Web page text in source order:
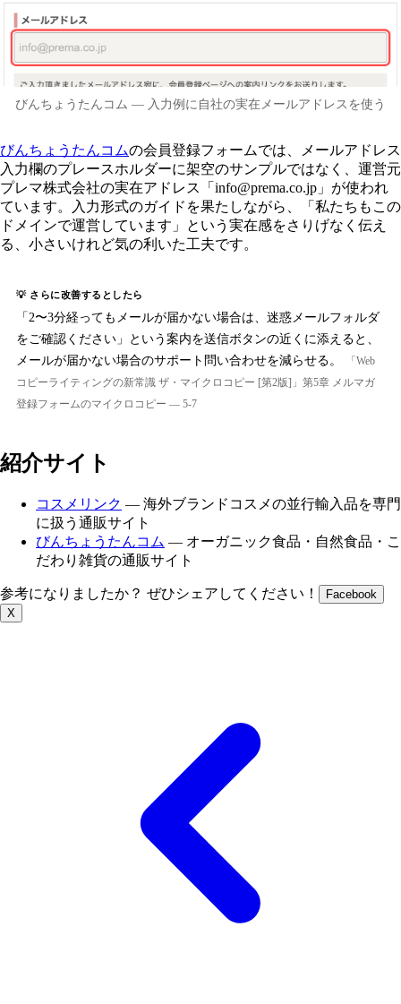
びんちょうたんコム — 入力例に自社の実在メールアドレスを使う
びんちょうたんコムの会員登録フォームでは、メールアドレス
入力欄のプレースホルダーに架空のサンプルではなく、運営元
プレマ株式会社の実在アドレス「info@prema.co.jp」が使われ
ています。入力形式のガイドを果たしながら、「私たちもこの
ドメインで運営しています」という実在感をさりげなく伝え
る、小さいけれど気の利いた工夫です。
💡 さらに改善するとしたら
「2〜3分経ってもメールが届かない場合は、迷惑メールフォルダ
をご確認ください」という案内を送信ボタンの近くに添えると、
メールが届かない場合のサポート問い合わせを減らせる。
「Web
コピーライティングの新常識 ザ・マイクロコピー [第2版]」第5章 メルマガ
登録フォームのマイクロコピー — 5-7
紹介サイト
コスメリンク — 海外ブランドコスメの並行輸入品を専門
に扱う通販サイト
びんちょうたんコム — オーガニック食品・自然食品・こ
だわり雑貨の通販サイト
参考になりましたか？ ぜひシェアしてください！
Facebook
X